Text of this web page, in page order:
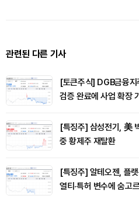
관련된 다른 기사
[토큰주식] DGB금융
검증 완료에 사업 확장
[특징주] 삼성전기, 美
중 황제주 재탈환
[특징주] 알테오젠, 플
열티·특허 변수에 숨고르